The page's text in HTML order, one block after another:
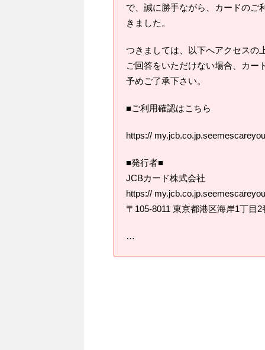
で、誠に勝手ながら、カードのご
きました。
つきましては、以下へアクセスの
ご回答をいただけない場合、カー
予めご了承下さい。
■ご利用確認はこちら
https://
■発行者■
JCBカード株式会社
https://
〒105-8011 東京都港区海岸1丁目
…